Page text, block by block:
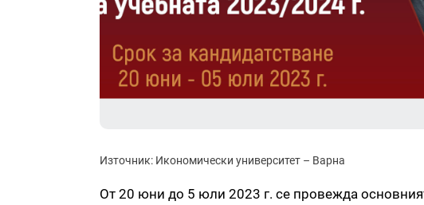
Източник: Икономически университет – Варна
От 20 юни до 5 юли 2023 г. се провежда